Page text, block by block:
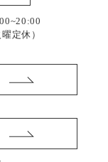
曜定休）